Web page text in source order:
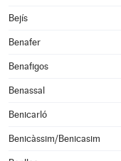
Bejís
Benafer
Benafigos
Benassal
Benicarló
Benicàssim/Benicasim